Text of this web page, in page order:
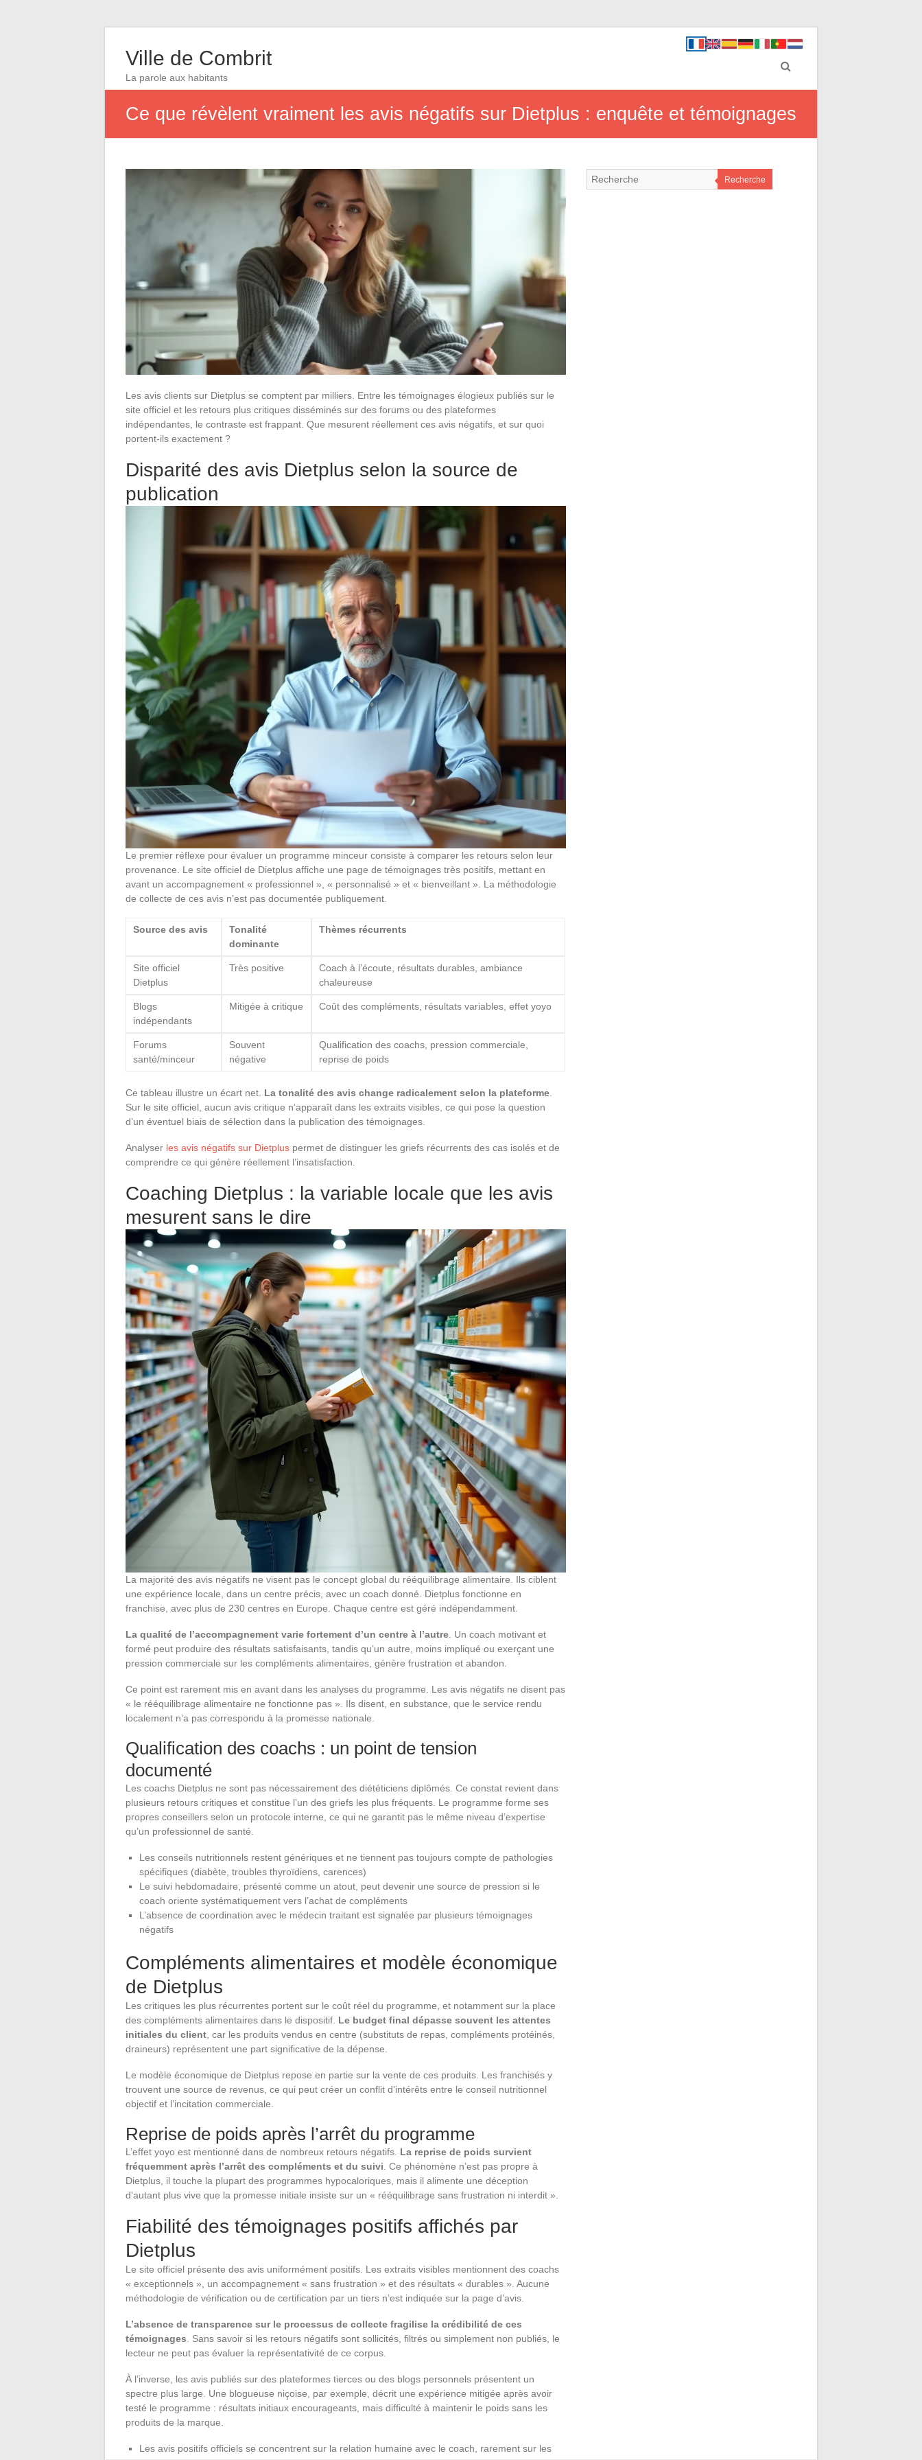
Ville de Combrit
La parole aux habitants
Ce que révèlent vraiment les avis négatifs sur Dietplus : enquête et témoignages
Les avis clients sur Dietplus se comptent par milliers. Entre les témoignages élogieux publiés sur le
site officiel et les retours plus critiques disséminés sur des forums ou des plateformes
indépendantes, le contraste est frappant. Que mesurent réellement ces avis négatifs, et sur quoi
portent-ils exactement ?
Disparité des avis Dietplus selon la source de
publication
Le premier réflexe pour évaluer un programme minceur consiste à comparer les retours selon leur
provenance. Le site officiel de Dietplus affiche une page de témoignages très positifs, mettant en
avant un accompagnement « professionnel », « personnalisé » et « bienveillant ». La méthodologie
de collecte de ces avis n’est pas documentée publiquement.
Source des avis
Tonalité
dominante
Thèmes récurrents
Site officiel
Dietplus
Très positive
Coach à l’écoute, résultats durables, ambiance
chaleureuse
Blogs
indépendants
Mitigée à critique Coût des compléments, résultats variables, effet yoyo
Forums
santé/minceur
Souvent
négative
Qualification des coachs, pression commerciale,
reprise de poids
Ce tableau illustre un écart net. La tonalité des avis change radicalement selon la plateforme.
Sur le site officiel, aucun avis critique n’apparaît dans les extraits visibles, ce qui pose la question
d’un éventuel biais de sélection dans la publication des témoignages.
Analyser les avis négatifs sur Dietplus permet de distinguer les griefs récurrents des cas isolés et de
comprendre ce qui génère réellement l’insatisfaction.
Coaching Dietplus : la variable locale que les avis
mesurent sans le dire
La majorité des avis négatifs ne visent pas le concept global du rééquilibrage alimentaire. Ils ciblent
une expérience locale, dans un centre précis, avec un coach donné. Dietplus fonctionne en
franchise, avec plus de 230 centres en Europe. Chaque centre est géré indépendamment.
La qualité de l’accompagnement varie fortement d’un centre à l’autre . Un coach motivant et
formé peut produire des résultats satisfaisants, tandis qu’un autre, moins impliqué ou exerçant une
pression commerciale sur les compléments alimentaires, génère frustration et abandon.
Ce point est rarement mis en avant dans les analyses du programme. Les avis négatifs ne disent pas
« le rééquilibrage alimentaire ne fonctionne pas ». Ils disent, en substance, que le service rendu
localement n’a pas correspondu à la promesse nationale.
Qualification des coachs : un point de tension
documenté
Les coachs Dietplus ne sont pas nécessairement des diététiciens diplômés. Ce constat revient dans
plusieurs retours critiques et constitue l’un des griefs les plus fréquents. Le programme forme ses
propres conseillers selon un protocole interne, ce qui ne garantit pas le même niveau d’expertise
qu’un professionnel de santé.
Les conseils nutritionnels restent génériques et ne tiennent pas toujours compte de pathologies
spécifiques (diabète, troubles thyroïdiens, carences)
Le suivi hebdomadaire, présenté comme un atout, peut devenir une source de pression si le
coach oriente systématiquement vers l’achat de compléments
L’absence de coordination avec le médecin traitant est signalée par plusieurs témoignages
négatifs
Compléments alimentaires et modèle économique
de Dietplus
Les critiques les plus récurrentes portent sur le coût réel du programme, et notamment sur la place
des compléments alimentaires dans le dispositif. Le budget final dépasse souvent les attentes
initiales du client , car les produits vendus en centre (substituts de repas, compléments protéinés,
draineurs) représentent une part significative de la dépense.
Le modèle économique de Dietplus repose en partie sur la vente de ces produits. Les franchisés y
trouvent une source de revenus, ce qui peut créer un conflit d’intérêts entre le conseil nutritionnel
objectif et l’incitation commerciale.
Reprise de poids après l’arrêt du programme
L’effet yoyo est mentionné dans de nombreux retours négatifs. La reprise de poids survient
fréquemment après l’arrêt des compléments et du suivi . Ce phénomène n’est pas propre à
Dietplus, il touche la plupart des programmes hypocaloriques, mais il alimente une déception
d’autant plus vive que la promesse initiale insiste sur un « rééquilibrage sans frustration ni interdit ».
Fiabilité des témoignages positifs affichés par
Dietplus
Le site officiel présente des avis uniformément positifs. Les extraits visibles mentionnent des coachs
« exceptionnels », un accompagnement « sans frustration » et des résultats « durables ». Aucune
méthodologie de vérification ou de certification par un tiers n’est indiquée sur la page d’avis.
L’absence de transparence sur le processus de collecte fragilise la crédibilité de ces
témoignages . Sans savoir si les retours négatifs sont sollicités, filtrés ou simplement non publiés, le
lecteur ne peut pas évaluer la représentativité de ce corpus.
À l’inverse, les avis publiés sur des plateformes tierces ou des blogs personnels présentent un
spectre plus large. Une blogueuse niçoise, par exemple, décrit une expérience mitigée après avoir
testé le programme : résultats initiaux encourageants, mais difficulté à maintenir le poids sans les
produits de la marque.
Les avis positifs officiels se concentrent sur la relation humaine avec le coach, rarement sur les
Recherche